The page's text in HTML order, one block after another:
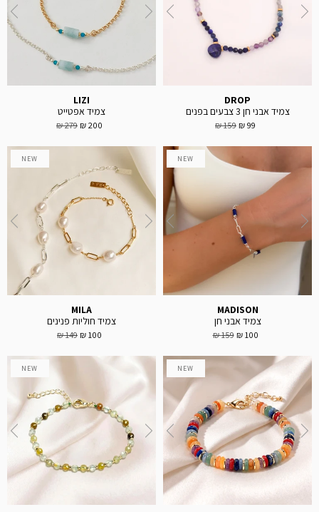
DROP
צמיד אבני חן 3 צבעים בפנים
99 ₪
159 ₪
LIZI
צמיד אפטייט
200 ₪
279 ₪
NEW
MADISON
צמיד אבני חן
100 ₪
159 ₪
NEW
MILA
צמיד חוליות פנינים
100 ₪
149 ₪
NEW
NEW